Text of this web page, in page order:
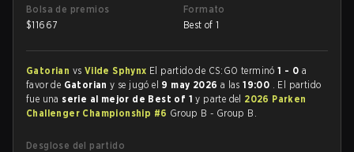
Bolsa de premios
$11667
Formato
Best of 1
Gatorian vs Vilde Sphynx El partido de CS:GO terminó1 - 0 a
favor de Gatoriany se jugó el 9 may 2026 a las19:00 . El partido
fue una serie al mejor de Best of 1y parte del 2026 Parken
Challenger Championship #6 Group B - Group B.
Desglose del partido